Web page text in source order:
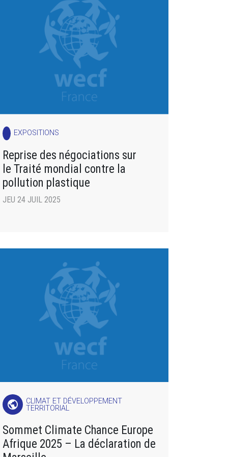
EXPOSITIONS
Reprise des négociations sur
le Traité mondial contre la
pollution plastique
JEU 24 JUIL 2025
public
CLIMAT ET DÉVELOPPEMENT
TERRITORIAL
Sommet Climate Chance Europe
Afrique 2025 – La déclaration de